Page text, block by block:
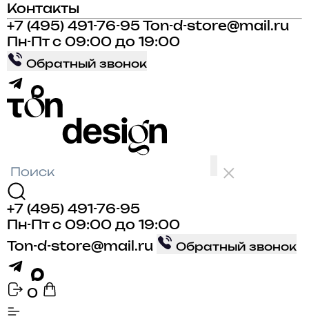
Контакты
+7 (495) 491-76-95
Ton-d-store@mail.ru
Пн-Пт с 09:00 до 19:00
Обратный звонок
+7 (495) 491-76-95
Пн-Пт с 09:00 до 19:00
Ton-d-store@mail.ru
Обратный звонок
0